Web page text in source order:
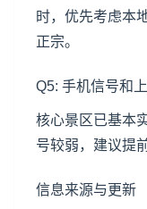
时，优先考虑本
正宗。
Q5: 手机信号和
核心景区已基本
号较弱，建议提
信息来源与更新